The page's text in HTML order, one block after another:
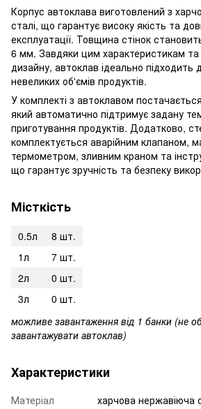
Корпус автоклава виготовлений з
сталі, що гарантує високу якість та
експлуатації. Товщина стінок
6 мм. Завдяки цим характеристикам
дизайну, автоклав ідеально підходить
невеликих об'ємів продуктів.
У комплекті з автоклавом
який автоматично підтримує задану
приготування продуктів. Додатково,
комплектується аварійним клапаном,
термометром, зливним краном та
що гарантує зручність та безпеку
Місткість
0.5л
8 шт.
1л
7 шт.
2л
0 шт.
3л
0 шт.
можливе завантаження від 1 банки (не
завантажувати автоклав)
Характеристики
Матеріал
харчова нержавіюча